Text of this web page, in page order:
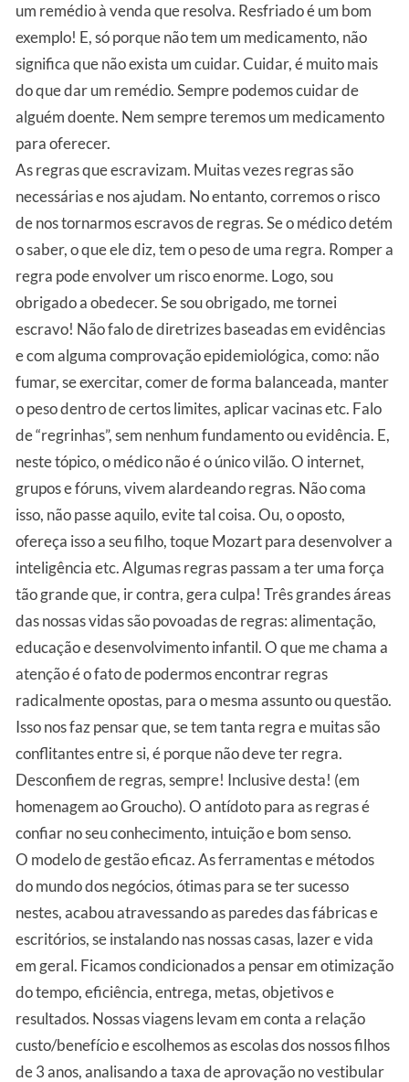
um remédio à venda que resolva. Resfriado é um bom
exemplo! E, só porque não tem um medicamento, não
significa que não exista um cuidar. Cuidar, é muito mais
do que dar um remédio. Sempre podemos cuidar de
alguém doente. Nem sempre teremos um medicamento
para oferecer.
As regras que escravizam. Muitas vezes regras são
necessárias e nos ajudam. No entanto, corremos o risco
de nos tornarmos escravos de regras. Se o médico detém
o saber, o que ele diz, tem o peso de uma regra. Romper a
regra pode envolver um risco enorme. Logo, sou
obrigado a obedecer. Se sou obrigado, me tornei
escravo! Não falo de diretrizes baseadas em evidências
e com alguma comprovação epidemiológica, como: não
fumar, se exercitar, comer de forma balanceada, manter
o peso dentro de certos limites, aplicar vacinas etc. Falo
de “regrinhas”, sem nenhum fundamento ou evidência. E,
neste tópico, o médico não é o único vilão. O internet,
grupos e fóruns, vivem alardeando regras. Não coma
isso, não passe aquilo, evite tal coisa. Ou, o oposto,
ofereça isso a seu filho, toque Mozart para desenvolver a
inteligência etc. Algumas regras passam a ter uma força
tão grande que, ir contra, gera culpa! Três grandes áreas
das nossas vidas são povoadas de regras: alimentação,
educação e desenvolvimento infantil. O que me chama a
atenção é o fato de podermos encontrar regras
radicalmente opostas, para o mesma assunto ou questão.
Isso nos faz pensar que, se tem tanta regra e muitas são
conflitantes entre si, é porque não deve ter regra.
Desconfiem de regras, sempre! Inclusive desta! (em
homenagem ao Groucho). O antídoto para as regras é
confiar no seu conhecimento, intuição e bom senso.
O modelo de gestão eficaz. As ferramentas e métodos
do mundo dos negócios, ótimas para se ter sucesso
nestes, acabou atravessando as paredes das fábricas e
escritórios, se instalando nas nossas casas, lazer e vida
em geral. Ficamos condicionados a pensar em otimização
do tempo, eficiência, entrega, metas, objetivos e
resultados. Nossas viagens levam em conta a relação
custo/benefício e escolhemos as escolas dos nossos filhos
de 3 anos, analisando a taxa de aprovação no vestibular